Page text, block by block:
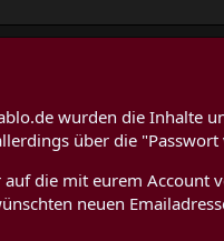
wurden die Inhalte
über die
die mit eurem Account
neuen